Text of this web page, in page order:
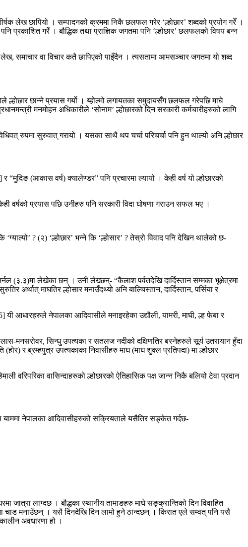
लेख छापियो । सम्पादनको क्रममा निकै छलफल गरेर ‘ल्होछार’ शब्दको प्रयोग गरेँ ।
प्रकाशित गरेँ । बौद्धिक तथा प्राज्ञिक जगतमा पनि ‘ल्होछार’ छलफलको विषय बन्न
समाचार वा विचार कतै छापिएको पाइँदैन । त्यसतामा आमसञ्चार जगतमा यो शब्द
छान्ने प्रयास गर्यो । य्होल्मो लगायतका समुदायसँग छलफल गरेपछि माघे
मनमोहन अधिकारीले ‘सोनाम’ ल्होछारको दिन सरकारी कर्मचारीहरुको लागि
रुपमा सुरुवात् गरायो । यसका साथै थप चर्चा परिचर्चा पनि हुन थाल्यो अनि ल्होछार
र “मुदिङ (आकास वर्ष) क्यालेण्डर” पनि प्रचारमा ल्यायो । केही वर्ष यो ल्होछारको
वर्षको प्रयास पछि उनीहरु पनि सरकारी विदा घोषणा गराउन सफल भए ।
? (२) ‘ल्होछार’ भन्ने कि ‘ल्होसार’ ? तेस्रो विवाद पनि देखिन थालेको छ-
(३.३)मा लेखेका छन् । उनी लेख्छन्- “कैलाश पर्वतदेखि दार्दिस्तान सम्मका भूक्षेत्रमा
माघतिर ल्होसार मनाउँदथ्यो अनि बाल्चिस्तान, दार्दिस्तान, पर्सिया र
आधारहरुले नेपालका आदिवासीले मनाइरहेका उद्यौली, यामरी, माघी, ल्ह फेबा र
मनसरोवर, सिन्धु उपत्यका र सतलज नदीको दक्षिणतिर बस्नेहरुले सूर्य उतरायान हुँदा
र ब्रम्हपुत्र उपत्यकाका निवासीहरु माघ (माघ शुक्ल प्रतिपदा) मा ल्होछार
वरिपरिका वासिन्दाहरुको ल्होछारको ऐतिहासिक पक्ष जान्न निकै बलियो टेवा प्रदान
याममा नेपालका आदिवासीहरुको सक्रियताले यसैतिर सङ्केत गर्दछ-
जात्रा लाग्दछ । बौद्धका स्थानीय तामाङहरु माघे सङ्क्रान्तिको दिन विवाहित
चाड मनाउँछन् । यसै दिनदेखि दिन लामो हुने ठान्दछन् । किरात एले सम्वत् पनि यसै
अवधारणा हो ।